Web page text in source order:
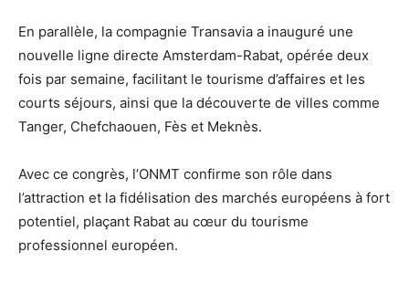
En parallèle, la compagnie Transavia a inauguré une
nouvelle ligne directe Amsterdam-Rabat, opérée deux
fois par semaine, facilitant le tourisme d’affaires et les
courts séjours, ainsi que la découverte de villes comme
Tanger, Chefchaouen, Fès et Meknès.
Avec ce congrès, l’ONMT confirme son rôle dans
l’attraction et la fidélisation des marchés européens à fort
potentiel, plaçant Rabat au cœur du tourisme
professionnel européen.